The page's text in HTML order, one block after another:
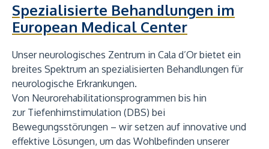
Spezialisierte Behandlungen im
European Medical Center
Unser neurologisches Zentrum in Cala d’Or bietet ein
breites Spektrum an spezialisierten Behandlungen für
neurologische Erkrankungen.
Von Neurorehabilitationsprogrammen bis hin
zur Tiefenhirnstimulation (DBS) bei
Bewegungsstörungen – wir setzen auf innovative und
effektive Lösungen, um das Wohlbefinden unserer